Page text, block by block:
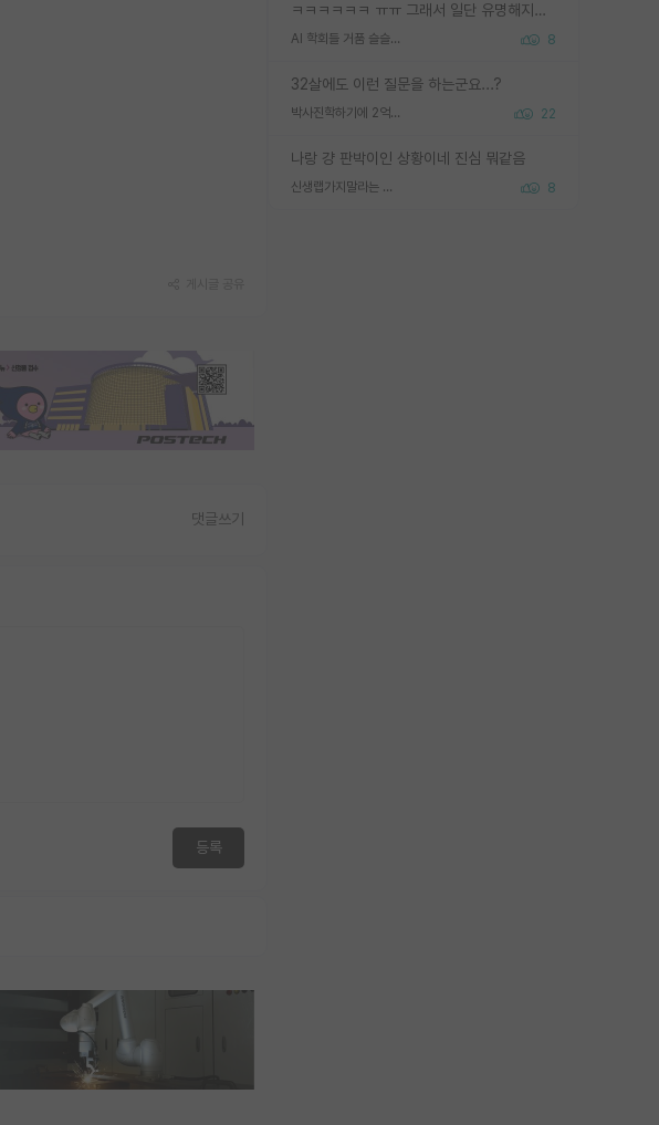
ㅋㅋㅋㅋㅋㅋ ㅠㅠ 그래서 일단 유명해지는게 중요한거같습니다
AI 학회들 거품 슬슬 지적이 나오네요 8
32살에도 이런 질문을 하는군요...?
박사진학하기에 2억은 괜찮은 (?) 정도의 경제력인가요 22
나랑 걍 판박이인 상황이네 진심 뭐같음
신생랩가지말라는 이유가 있었구나 8
댓글쓰기
등록